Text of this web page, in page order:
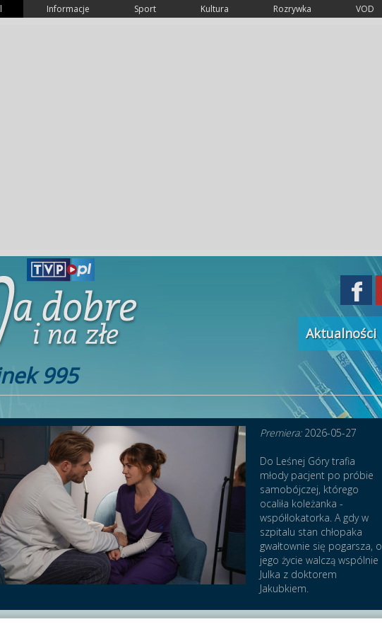
Informacje Sport Kultura Rozrywka VOD
Aktualności
995
Premiera: 2026-05-27
Do Leśnej Góry trafia
młody pacjent po próbie
samobójczej, którego
ocaliła koleżanka -
współlokatorka. A gdy w
szpitalu stan chłopaka
gwałtownie się pogarsza, o
jego życie walczą wspólnie
Julka z doktorem
Jakubkiem.